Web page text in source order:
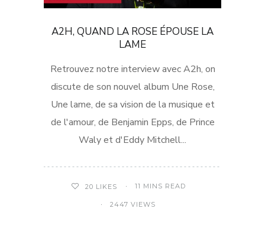
A2H, QUAND LA ROSE ÉPOUSE LA
LAME
Retrouvez notre interview avec A2h, on
discute de son nouvel album Une Rose,
Une lame, de sa vision de la musique et
de l'amour, de Benjamin Epps, de Prince
Waly et d'Eddy Mitchell...
20 LIKES 11 MINS READ
2447 VIEWS